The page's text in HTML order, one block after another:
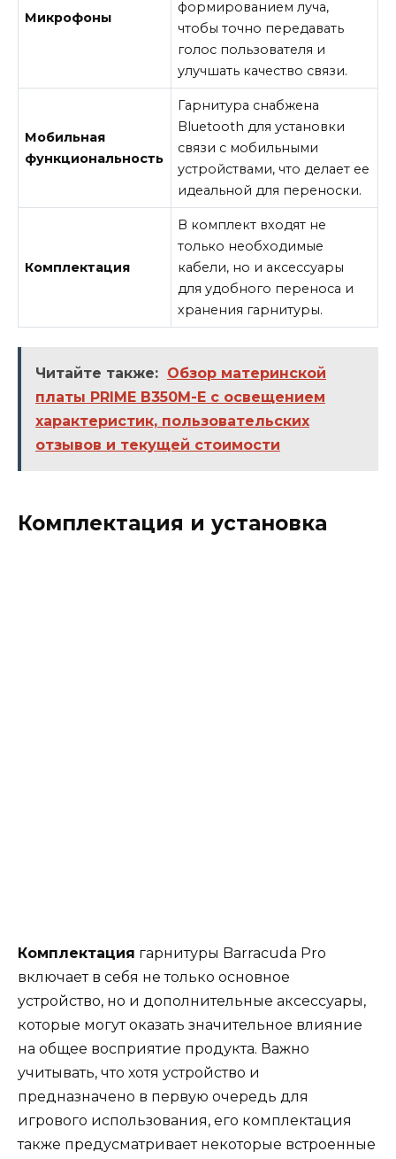
Микрофоны
формированием луча,
чтобы точно передавать
голос пользователя и
улучшать качество связи.
Мобильная
функциональность
Гарнитура снабжена
Bluetooth для установки
связи с мобильными
устройствами, что делает ее
идеальной для переноски.
Комплектация
В комплект входят не
только необходимые
кабели, но и аксессуары
для удобного переноса и
хранения гарнитуры.
Читайте также: Обзор материнской
платы PRIME B350M-E с освещением
характеристик, пользовательских
отзывов и текущей стоимости
Комплектация и установка
Комплектация гарнитуры Barracuda Pro
включает в себя не только основное
устройство, но и дополнительные аксессуары,
которые могут оказать значительное влияние
на общее восприятие продукта. Важно
учитывать, что хотя устройство и
предназначено в первую очередь для
игрового использования, его комплектация
также предусматривает некоторые встроенные